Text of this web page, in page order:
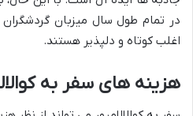
در تمام طول سال میزبان
اغلب کوتاه و دلپذیر هستند.
هزینه های سفر به